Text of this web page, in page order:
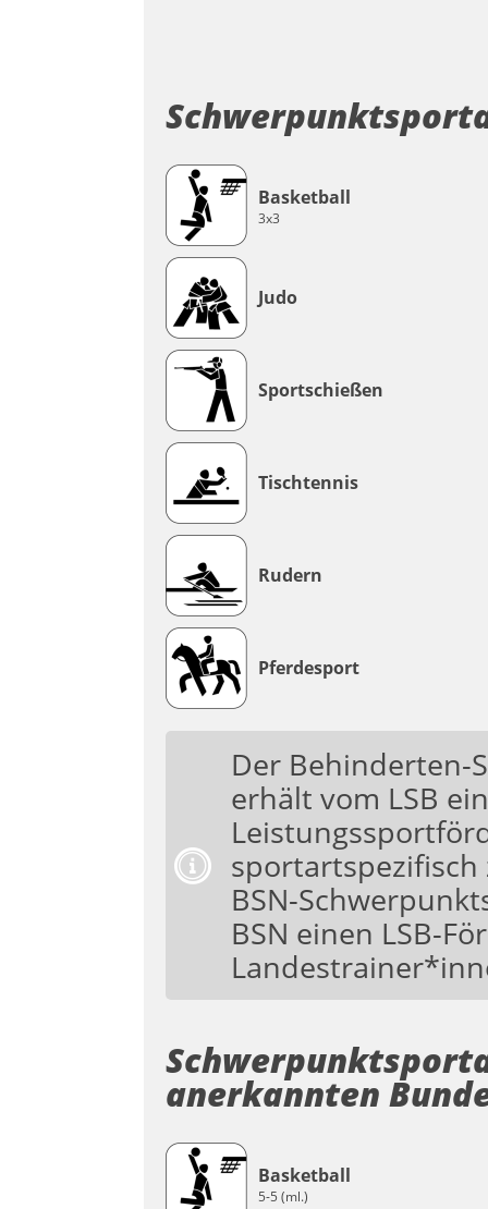
Basketball
3x3
Judo
Sportschießen
Tischtennis
Rudern
Pferdesport
Der Behinderten-
erhält vom LSB
BSN-
BSN einen LSB-
anerkannten
Basketball
5-5 (ml.)